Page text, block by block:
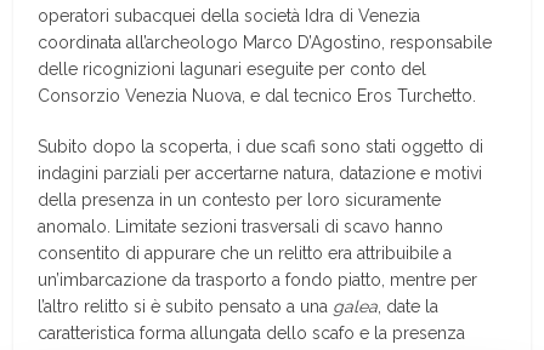
operatori subacquei della società Idra di Venezia
coordinata all’archeologo Marco D’Agostino, responsabile
delle ricognizioni lagunari eseguite per conto del
Consorzio Venezia Nuova, e dal tecnico Eros Turchetto.
Subito dopo la scoperta, i due scafi sono stati oggetto di
indagini parziali per accertarne natura, datazione e motivi
della presenza in un contesto per loro sicuramente
anomalo. Limitate sezioni trasversali di scavo hanno
consentito di appurare che un relitto era attribuibile a
un’imbarcazione da trasporto a fondo piatto, mentre per
l’altro relitto si è subito pensato a una galea , date la
caratteristica forma allungata dello scafo e la presenza